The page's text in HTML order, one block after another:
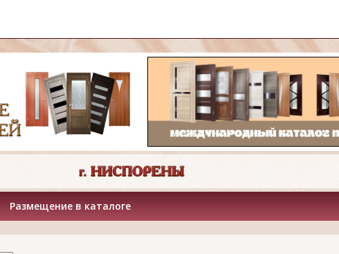
Размещение в каталоге